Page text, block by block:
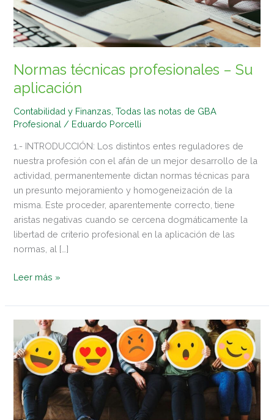
Normas técnicas profesionales – Su
aplicación
Contabilidad y Finanzas ,Todas las notas de GBA
Profesional / Eduardo Porcelli
1.- INTRODUCCIÓN: Los distintos entes reguladores de
nuestra profesión con el afán de un mejor desarrollo de la
actividad, permanentemente dictan normas técnicas para
un presunto mejoramiento y homogeneización de la
misma. Este proceder, aparentemente correcto, tiene
aristas negativas cuando se cercena dogmáticamente la
libertad de criterio profesional en la aplicación de las
normas, al […]
Leer más »
Estrés,
emociones
y
juego:
claves
para
equipos